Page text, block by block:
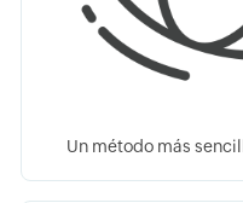
Un método más